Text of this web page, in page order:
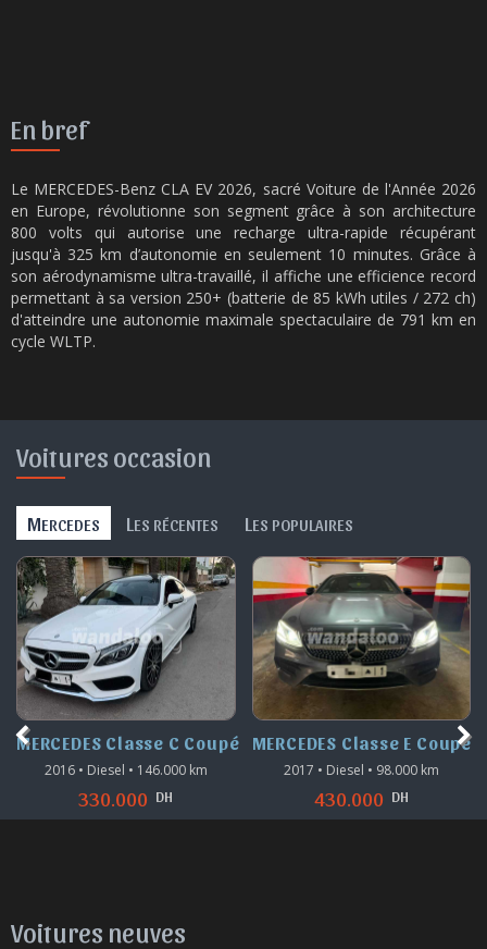
En bref
Le MERCEDES-Benz CLA EV 2026, sacré Voiture de l'Année 2026
en Europe, révolutionne son segment grâce à son architecture
800 volts qui autorise une recharge ultra-rapide récupérant
jusqu'à 325 km d’autonomie en seulement 10 minutes. Grâce à
son aérodynamisme ultra-travaillé, il affiche une efficience record
permettant à sa version 250+ (batterie de 85 kWh utiles / 272 ch)
d'atteindre une autonomie maximale spectaculaire de 791 km en
cycle WLTP.
Voitures occasion
MERCEDES L ES RÉCENTES L ES POPULAIRES
MERCEDES Classe C Coupé
2016 • Diesel • 146.000 km
330.000 DH
MERCEDES Classe E Coupé
2017 • Diesel • 98.000 km
430.000 DH
Voitures neuves